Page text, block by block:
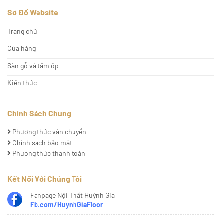
Sơ Đồ Website
Trang chủ
Cửa hàng
Sàn gỗ và tấm ốp
Kiến thức
Chính Sách Chung
Phương thức vận chuyển
Chính sách bảo mật
Phương thức thanh toán
Kết Nối Với Chúng Tôi
Fanpage Nội Thất Huỳnh Gia
Fb.com/HuynhGiaFloor